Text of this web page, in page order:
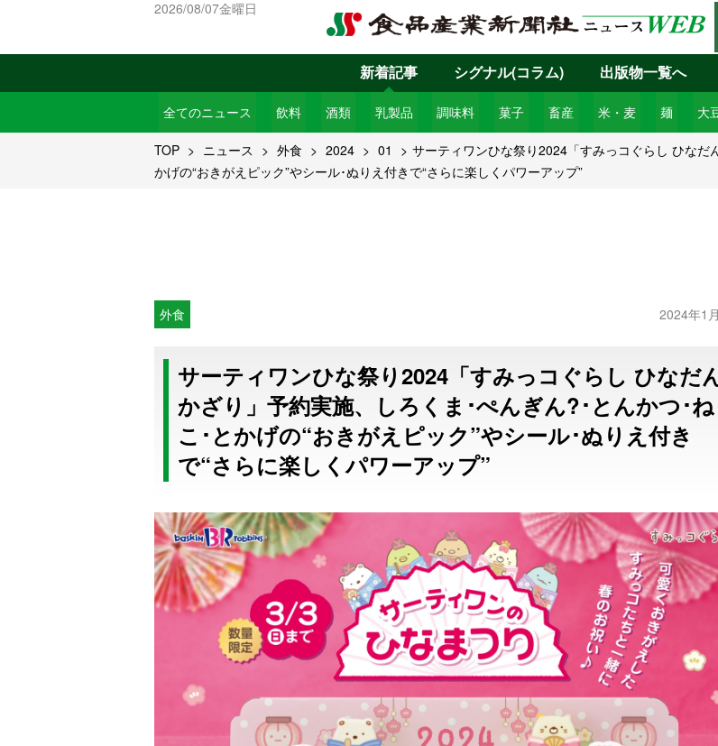
2026/08/07金曜日
新着記事
全てのニュース 飲料 酒類 乳製品 調味料 菓子 畜産 米・麦 麺 大
シグナル(コラム) 出版物一覧へ
TOP ニュース 外食 2024 01
サーティワンひな祭り2024「すみっコぐらし ひなだ
かげの“おきがえピック”やシール･ぬりえ付きで“さらに楽しくパワーアップ”
外食 2024年1
サーティワンひな祭り2024「すみっコぐらし ひなだ
かざり」予約実施、しろくま･ぺんぎん?･とんかつ･ね
こ･とかげの“おきがえピック”やシール･ぬりえ付き
で“さらに楽しくパワーアップ”